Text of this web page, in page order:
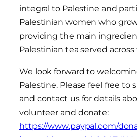
integral to Palestine and
Palestinian women who
providing the main
Palestinian tea served
We look forward to
Palestine. Please feel free to
and contact us for details
volunteer and donate:
https://www.paypal.com/